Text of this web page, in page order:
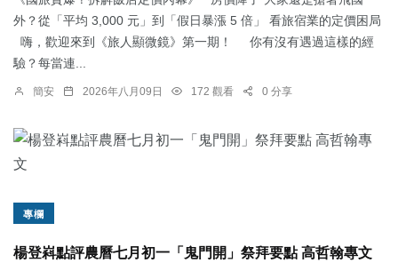
外？從「平均 3,000 元」到「假日暴漲 5 倍」 看旅宿業的定價困局
嗨，歡迎來到《旅人顯微鏡》第一期！ 你有沒有遇過這樣的經
驗？每當連...
簡安 2026年八月09日 172 觀看 0 分享
專欄
楊登嵙點評農曆七月初一「鬼門開」祭拜要點 高哲翰專文